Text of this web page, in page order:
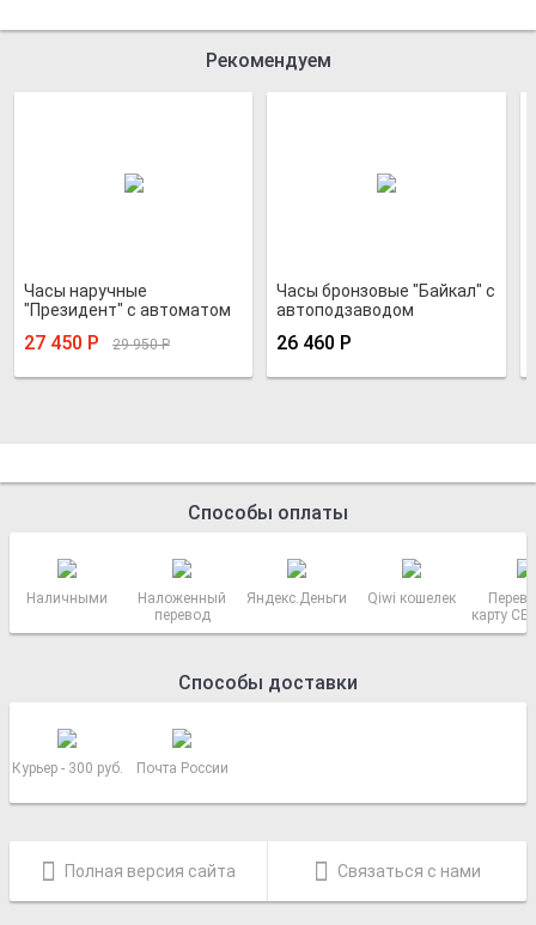
Рекомендуем
Часы наручные
"Президент" с автоматом
27 450 Р 29 950Р
Часы бронзовые "Байкал" с
автоподзаводом
26 460 Р
Способы оплаты
Наличными
Наложенный
перевод
Яндекс.Деньги Qiwi кошелек
карту
Способы доставки
Курьер - 300 руб. Почта России
Полная версия сайта Связаться с нами